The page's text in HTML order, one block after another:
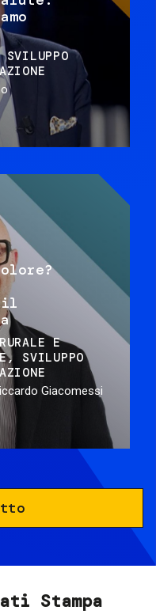
SVILUPPO
il
E
SVILUPPO
Giacomessi
Stampa